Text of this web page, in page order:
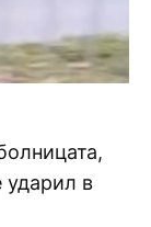
ударил в